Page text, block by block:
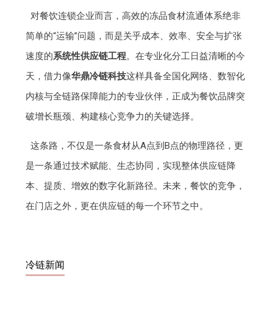
对餐饮连锁企业而言，高效的冻品食材流通体系绝非
简单的“运输”问题，而是关乎成本、效率、安全与扩张
速度的系统性供应链工程。在专业化分工日益清晰的今
天，借力像华鼎冷链科技这样具备全国化网络、数智化
内核与全链路保障能力的专业伙伴，正成为餐饮品牌突
破增长瓶颈、构建核心竞争力的关键选择。
这条路，不仅是一条食材从A点到B点的物理路径，更
是一条通过技术赋能、生态协同，实现整体供应链降
本、提质、增效的数字化新路径。未来，餐饮的竞争，
在门店之外，更在供应链的每一个环节之中。
冷链新闻